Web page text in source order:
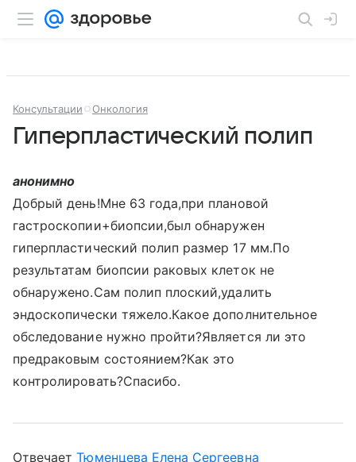
Консультации Онкология
Гиперпластический полип
анонимно
Добрый день!Мне 63 года,при плановой
гастроскопии+биопсии,был обнаружен
гиперпластический полип размер 17 мм.По
результатам биопсии раковых клеток не
обнаружено.Сам полип плоский,удалить
эндоскопически тяжело.Какое дополнительное
обследование нужно пройти?Является ли это
предраковым состоянием?Как это
контролировать?Спасибо.
ОтвечаетТюменцева Елена Сергеевна